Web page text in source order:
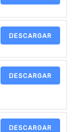
DESCARGAR
DESCARGAR
DESCARGAR